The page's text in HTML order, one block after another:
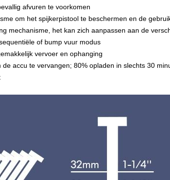
afvuren te voorkomen
om het spijkerpistool te beschermen en de
mechanisme, het kan zich aanpassen aan de
of bump vuur modus
vervoer en ophanging
accu te vervangen; 80% opladen in slechts 30